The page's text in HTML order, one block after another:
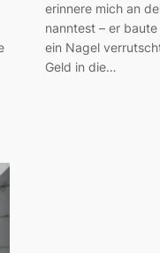
erinnere mich an
nanntest – er
ein Nagel
Geld in die…